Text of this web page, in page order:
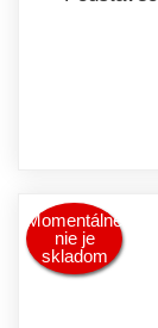
Momentálne
nie je
skladom